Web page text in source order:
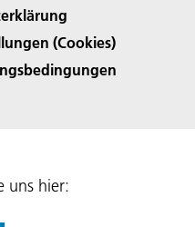
(Cookies)
uns hier: